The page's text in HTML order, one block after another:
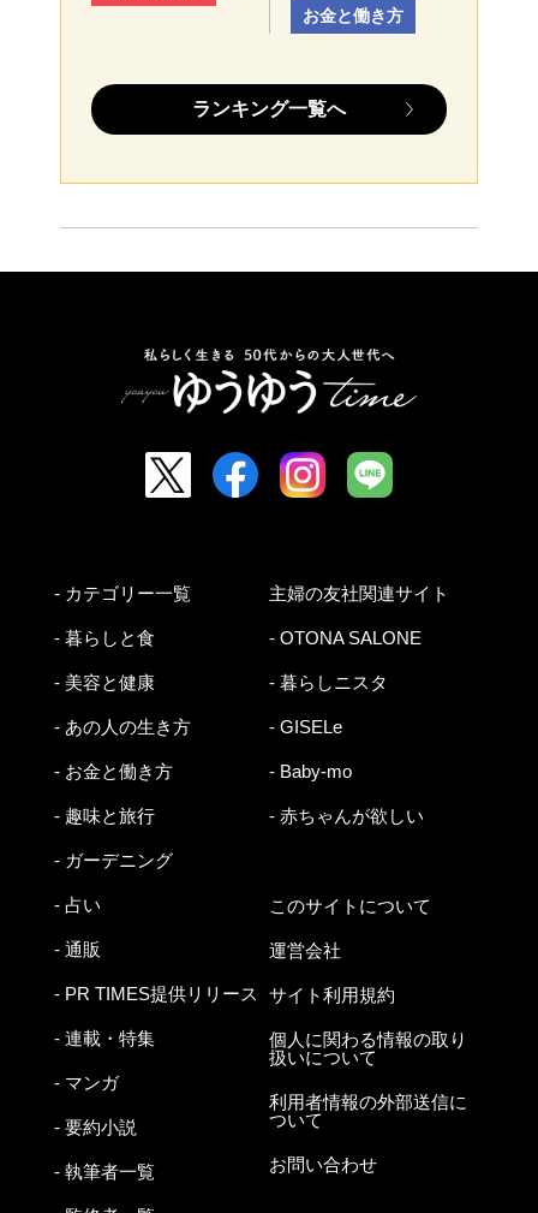
お金と働き方
ランキング一覧へ
- カテゴリー一覧
- 暮らしと食
- 美容と健康
- あの人の生き方
- お金と働き方
- 趣味と旅行
- ガーデニング
- 占い
- 通販
- PR TIMES提供リリース
- 連載・特集
- マンガ
- 要約小説
- 執筆者一覧
主婦の友社関連サイト
- OTONA SALONE
- 暮らしニスタ
- GISELe
- Baby-mo
- 赤ちゃんが欲しい
このサイトについて
運営会社
サイト利用規約
個人に関わる情報の取り
扱いについて
利用者情報の外部送信に
ついて
お問い合わせ